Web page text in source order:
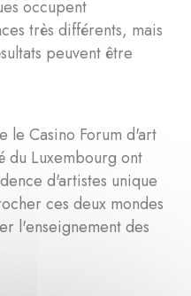
occupent
très différents, mais
peuvent être
le Casino Forum d'art
du Luxembourg ont
d'artistes unique
ces deux mondes
l'enseignement des